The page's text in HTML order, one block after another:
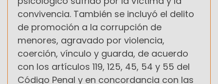
convivencia. También se incluyó el delito
de promoción a la corrupción de
menores, agravado por violencia,
coerción, vínculo y guarda, de acuerdo
con los artículos 119, 125, 45, 54 y 55 del
Código Penal y en concordancia con las